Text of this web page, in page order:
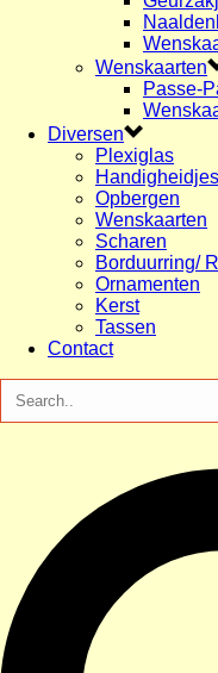
Wenskaarten
Passe-
Diversen
Plexiglas
Handigheidjes
Opbergen
Wenskaarten
Scharen
Borduurring/
Ornamenten
Kerst
Tassen
Contact